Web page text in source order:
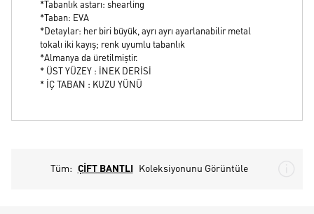
*Tabanlık astarı: shearling
*Taban: EVA
*Detaylar: her biri büyük, ayrı ayrı ayarlanabilir metal
tokalı iki kayış; renk uyumlu tabanlık
*Almanya da üretilmiştir.
* ÜST YÜZEY : İNEK DERİSİ
* İÇ TABAN : KUZU YÜNÜ
Tüm: ÇİFT BANTLI Koleksiyonunu Görüntüle